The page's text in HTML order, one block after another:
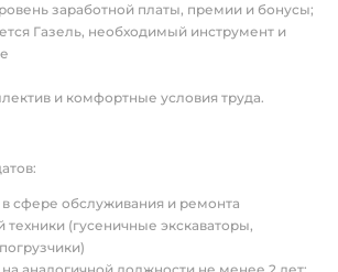
заработной платы, премии и бонусы;
Газель, необходимый инструмент и
и комфортные условия труда.
сфере обслуживания и ремонта
техники (гусеничные экскаваторы,